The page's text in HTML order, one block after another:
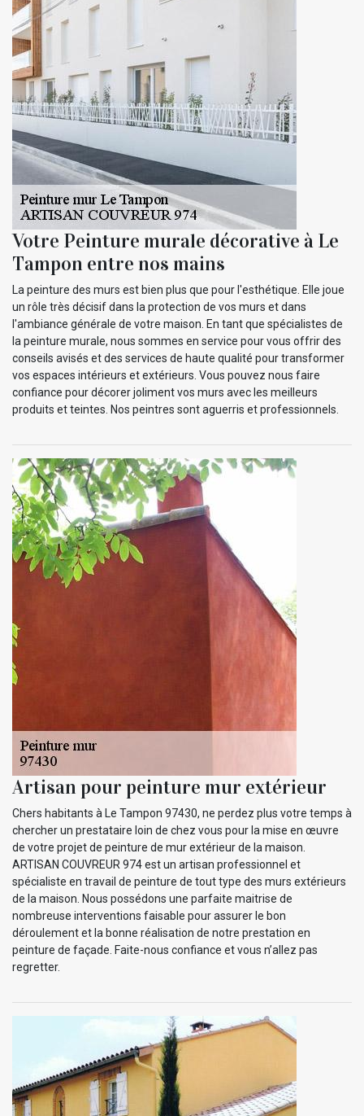
Votre Peinture murale décorative à Le
Tampon entre nos mains
La peinture des murs est bien plus que pour l'esthétique. Elle joue
un rôle très décisif dans la protection de vos murs et dans
l'ambiance générale de votre maison. En tant que spécialistes de
la peinture murale, nous sommes en service pour vous offrir des
conseils avisés et des services de haute qualité pour transformer
vos espaces intérieurs et extérieurs. Vous pouvez nous faire
confiance pour décorer joliment vos murs avec les meilleurs
produits et teintes. Nos peintres sont aguerris et professionnels.
Artisan pour peinture mur extérieur
Chers habitants à Le Tampon 97430, ne perdez plus votre temps à
chercher un prestataire loin de chez vous pour la mise en œuvre
de votre projet de peinture de mur extérieur de la maison.
ARTISAN COUVREUR 974 est un artisan professionnel et
spécialiste en travail de peinture de tout type des murs extérieurs
de la maison. Nous possédons une parfaite maitrise de
nombreuse interventions faisable pour assurer le bon
déroulement et la bonne réalisation de notre prestation en
peinture de façade. Faite-nous confiance et vous n’allez pas
regretter.